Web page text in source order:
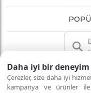
Daha iyi bir
Çerezler, size daha iyi
kampanya ve ürünler ile